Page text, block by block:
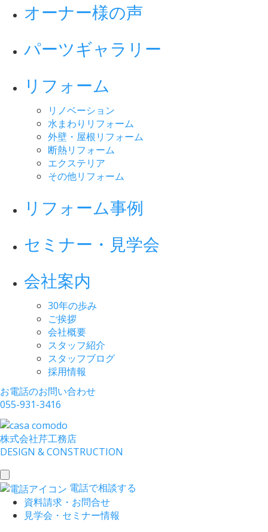
オーナー様の声
パーツギャラリー
リフォーム
リノベーション
水まわりリフォーム
外壁・屋根リフォーム
断熱リフォーム
エクステリア
その他リフォーム
リフォーム事例
セミナー・見学会
会社案内
30年の歩み
ご挨拶
会社概要
スタッフ紹介
スタッフブログ
採用情報
お電話のお問い合わせ
055-931-3416
株式会社芹工務店
DESIGN &CONSTRUCTION
toggle
navigation
電話で相談する
資料請求・お問合せ
見学会・セミナー情報